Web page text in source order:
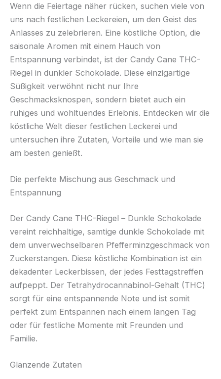
Wenn die Feiertage näher rücken, suchen viele von
uns nach festlichen Leckereien, um den Geist des
Anlasses zu zelebrieren. Eine köstliche Option, die
saisonale Aromen mit einem Hauch von
Entspannung verbindet, ist der Candy Cane THC-
Riegel in dunkler Schokolade. Diese einzigartige
Süßigkeit verwöhnt nicht nur Ihre
Geschmacksknospen, sondern bietet auch ein
ruhiges und wohltuendes Erlebnis. Entdecken wir die
köstliche Welt dieser festlichen Leckerei und
untersuchen ihre Zutaten, Vorteile und wie man sie
am besten genießt.
Die perfekte Mischung aus Geschmack und
Entspannung
Der Candy Cane THC-Riegel – Dunkle Schokolade
vereint reichhaltige, samtige dunkle Schokolade mit
dem unverwechselbaren Pfefferminzgeschmack von
Zuckerstangen. Diese köstliche Kombination ist ein
dekadenter Leckerbissen, der jedes Festtagstreffen
aufpeppt. Der Tetrahydrocannabinol-Gehalt (THC)
sorgt für eine entspannende Note und ist somit
perfekt zum Entspannen nach einem langen Tag
oder für festliche Momente mit Freunden und
Familie.
Glänzende Zutaten